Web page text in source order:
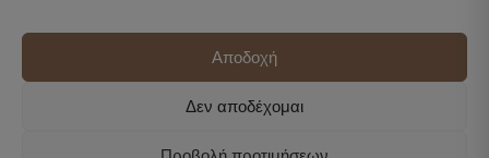
Αποδοχή
Δεν αποδέχομαι
Wishlist
Παρακολούθηση παραγγελίας
Όροι